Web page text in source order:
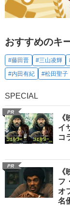
おすすめのキ
#藤田晋 #三山凌輝
#内田有紀
#松田聖子
SPECIAL
PR
イ
コ
PR
フ
オ
名